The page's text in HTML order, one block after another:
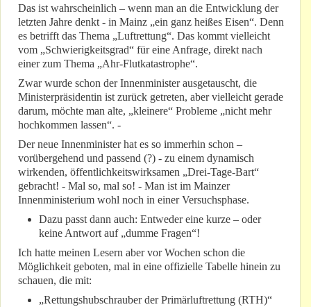
Das ist wahrscheinlich – wenn man an die Entwicklung der
letzten Jahre denkt - in Mainz „ein ganz heißes Eisen“. Denn
es betrifft das Thema „Luftrettung“. Das kommt vielleicht
vom „Schwierigkeitsgrad“ für eine Anfrage, direkt nach
einer zum Thema „Ahr-Flutkatastrophe“.
Zwar wurde schon der Innenminister ausgetauscht, die
Ministerpräsidentin ist zurück getreten, aber vielleicht gerade
darum, möchte man alte, „kleinere“ Probleme „nicht mehr
hochkommen lassen“. -
Der neue Innenminister hat es so immerhin schon –
vorübergehend und passend (?) - zu einem dynamisch
wirkenden, öffentlichkeitswirksamen „Drei-Tage-Bart“
gebracht! - Mal so, mal so! - Man ist im Mainzer
Innenministerium wohl noch in einer Versuchsphase.
Dazu passt dann auch: Entweder eine kurze – oder
keine Antwort auf „dumme Fragen“!
Ich hatte meinen Lesern aber vor Wochen schon die
Möglichkeit geboten, mal in eine offizielle Tabelle hinein zu
schauen, die mit:
„Rettungshubschrauber der Primärluftrettung (RTH)“